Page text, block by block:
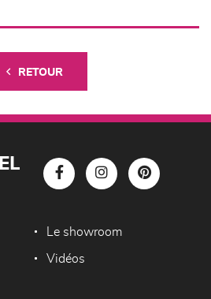
RETOUR
Le showroom
Vidéos